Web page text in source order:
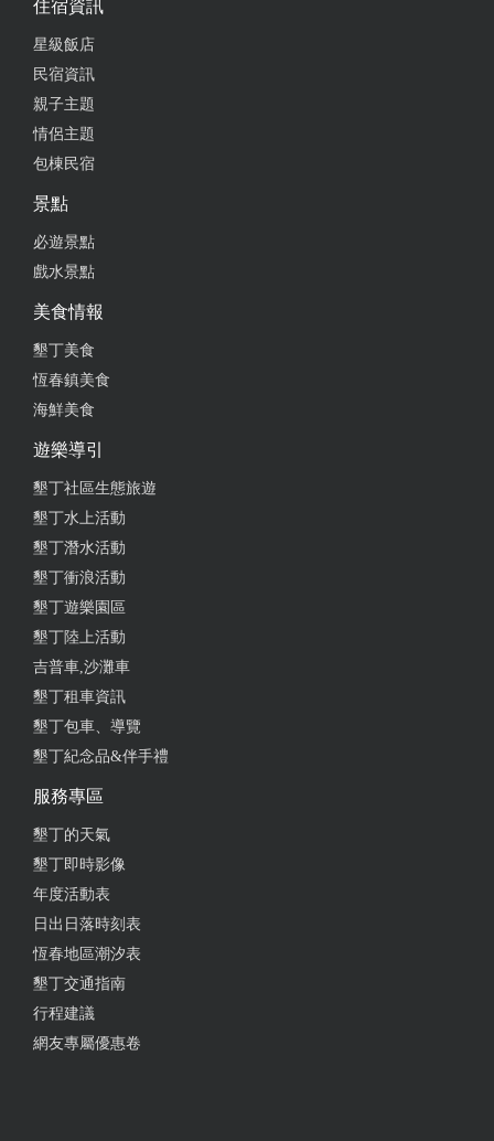
住宿資訊
星級飯店
民宿資訊
親子主題
情侶主題
包棟民宿
景點
必遊景點
戲水景點
美食情報
墾丁美食
恆春鎮美食
海鮮美食
遊樂導引
墾丁社區生態旅遊
墾丁水上活動
墾丁潛水活動
墾丁衝浪活動
墾丁遊樂園區
墾丁陸上活動
吉普車,沙灘車
墾丁租車資訊
墾丁包車、導覽
墾丁紀念品&伴手禮
服務專區
墾丁的天氣
墾丁即時影像
年度活動表
日出日落時刻表
恆春地區潮汐表
墾丁交通指南
行程建議
網友專屬優惠卷